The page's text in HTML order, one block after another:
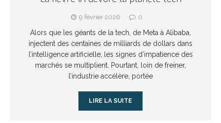
9 février 2026 0
Alors que les géants de la tech, de Meta à Alibaba,
injectent des centaines de milliards de dollars dans
l’intelligence artificielle, les signes d’impatience des
marchés se multiplient. Pourtant, loin de freiner,
l’industrie accélère, portée
LIRE LA SUITE